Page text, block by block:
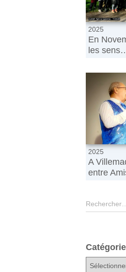
2025
En
les
2025
A
entre
R
r
c